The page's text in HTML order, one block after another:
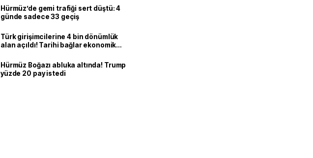
Hürmüz’de gemi trafiği sert düştü: 4
günde sadece 33 geçiş
Türk girişimcilerine 4 bin dönümlük
alan açıldı! Tarihi bağlar ekonomik
Hürmüz Boğazı abluka altında! Trump
yüzde 20 pay istedi